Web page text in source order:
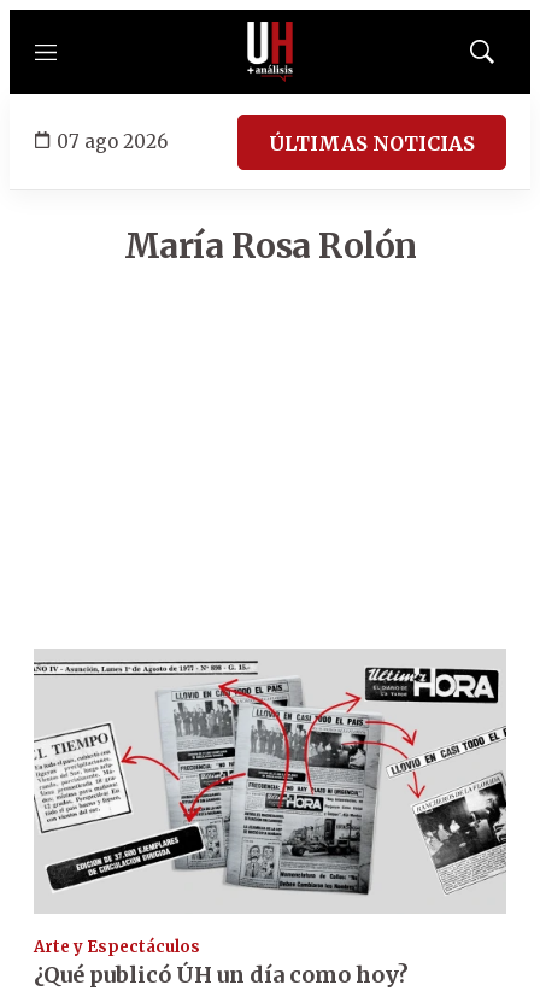
Menú
Mostrar
07 ago 2026 ÚLTIMAS NOTICIAS
María Rosa Rolón
Arte y Espectáculos
¿Qué publicó ÚH un día como hoy?